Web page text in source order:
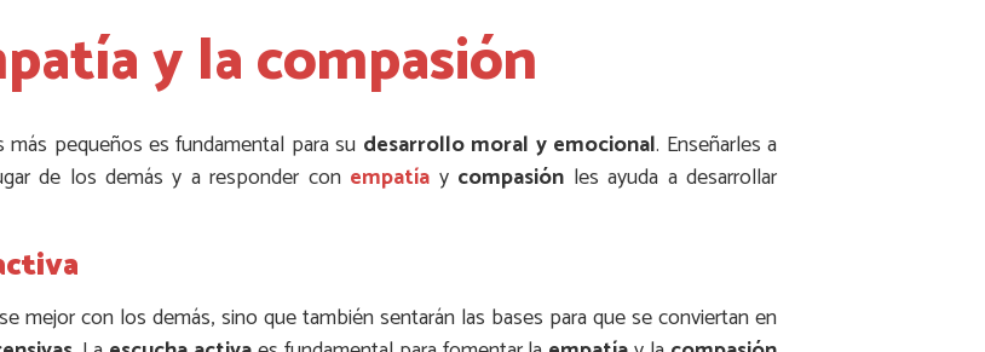
y la compasión
pequeños es fundamental para su desarrollo moral y emocional. Enseñarles a
de los demás y a responder con empatía y compasión les ayuda a desarrollar
mejor con los demás, sino que también sentarán las bases para que se conviertan en